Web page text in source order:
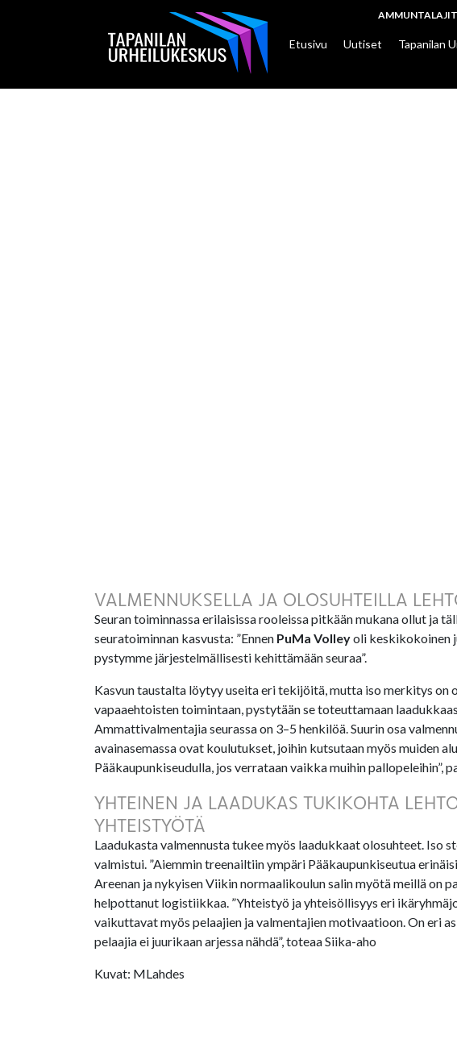
AMMUNTALAJIT
Etusivu Uutiset Tapanilan
VALMENNUKSELLA JA OLOSUHTEILLA
Seuran toiminnassa erilaisissa rooleissa pitkään mukana ollut ja
seuratoiminnan kasvusta: ”Ennen PuMa Volleyoli keskikokoinen
pystymme järjestelmällisesti kehittämään seuraa”.
Kasvun taustalta löytyy useita eri tekijöitä, mutta iso merkitys
vapaaehtoisten toimintaan, pystytään se toteuttamaan
Ammattivalmentajia seurassa on 3–5 henkilöä. Suurin osa
avainasemassa ovat koulutukset, joihin kutsutaan myös muiden
Pääkaupunkiseudulla, jos verrataan vaikka muihin pallopeleihin”,
YHTEINEN JA LAADUKAS TUKIKOHTA
YHTEISTYÖTÄ
Laadukasta valmennusta tukee myös laadukkaat olosuhteet. Iso
valmistui. ”Aiemmin treenailtiin ympäri Pääkaupunkiseutua
Areenan ja nykyisen Viikin normaalikoulun salin myötä meillä on
helpottanut logistiikkaa. ”Yhteistyö ja yhteisöllisyys eri
vaikuttavat myös pelaajien ja valmentajien motivaatioon. On eri
pelaajia ei juurikaan arjessa nähdä”, toteaa Siika-aho
Kuvat: MLahdes